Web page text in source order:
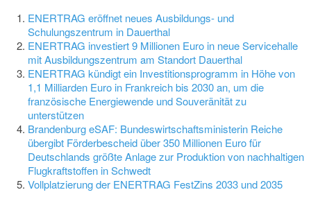
ENERTRAG eröffnet neues Ausbildungs- und
Schulungszentrum in Dauerthal
ENERTRAG investiert 9 Millionen Euro in neue Servicehalle
mit Ausbildungszentrum am Standort Dauerthal
ENERTRAG kündigt ein Investitionsprogramm in Höhe von
1,1 Milliarden Euro in Frankreich bis 2030 an, um die
französische Energiewende und Souveränität zu
unterstützen
Brandenburg eSAF: Bundeswirtschaftsministerin Reiche
übergibt Förderbescheid über 350 Millionen Euro für
Deutschlands größte Anlage zur Produktion von nachhaltigen
Flugkraftstoffen in Schwedt
Vollplatzierung der ENERTRAG FestZins 2033 und 2035